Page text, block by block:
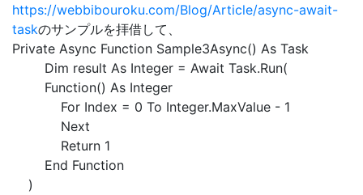
https://webbibouroku.com/Blog/Article/async-await-
taskのサンプルを拝借して、
Private Async Function Sample3Async() As Task
Dim result As Integer = Await Task.Run(
Function() As Integer
For Index = 0 To Integer.MaxValue - 1
Next
Return 1
End Function
)